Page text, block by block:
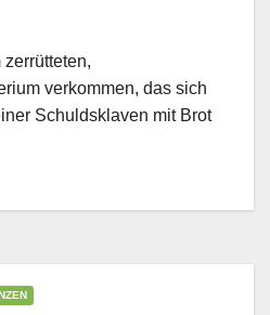
verkommen, das sich
Schuldsklaven mit Brot